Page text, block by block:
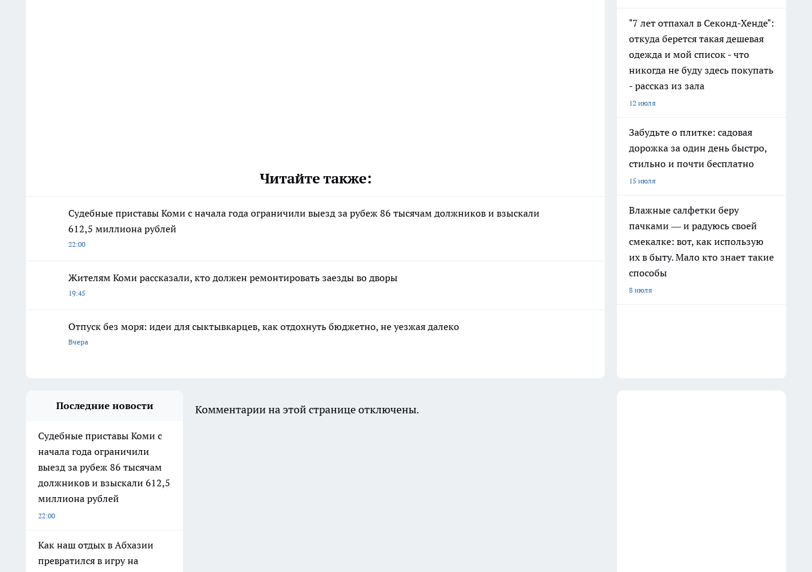
Читайте также:
Судебные приставы Коми с начала года ограничили выезд за рубеж 86 тысячам должников и взыскали
612,5 миллиона рублей
22:00
Жителям Коми рассказали, кто должен ремонтировать заезды во дворы
19:45
Отпуск без моря: идеи для сыктывкарцев, как отдохнуть бюджетно, не уезжая далеко
Вчера
"7 лет отпахал в Секонд-Хенде":
откуда берется такая дешевая
одежда и мой список - что
никогда не буду здесь покупать
- рассказ из зала
12 июля
Забудьте о плитке: садовая
дорожка за один день быстро,
стильно и почти бесплатно
15 июля
Влажные салфетки беру
пачками — и радуюсь своей
смекалке: вот, как использую
их в быту. Мало кто знает такие
способы
8 июля
Последние новости
Судебные приставы Коми с
начала года ограничили
выезд за рубеж 86 тысячам
должников и взыскали 612,5
миллиона рублей
22:00
Как наш отдых в Абхазии
превратился в игру на
Комментарии на этой странице отключены.